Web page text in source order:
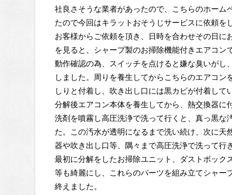
社良さそうな業者があったので、こちらのホーム
たので今回はキラットおそうじサービスに依頼を
お客様からご依頼を頂き、日時を合わせその日に
を見ると、シャープ製のお掃除機能付きエアコン
動作確認の為、スイッチを点けると嫌な臭いがし
しました。周りを養生してからこちらのエアコ
しりと付着し、吹き出し口には黒カビが付着して
分解後エアコン本体を養生してから、熱交換器に
洗剤を噴霧し高圧洗浄で洗って行くと、真っ黒な
た。この汚水が透明になるまで洗い続け、次に天
器や吹き出し口等、隅々まで高圧洗浄で洗って行
最初に分解をしたお掃除ユニット、ダストボック
等も綺麗にし、これらのパーツを組み立てシャー
終えました。